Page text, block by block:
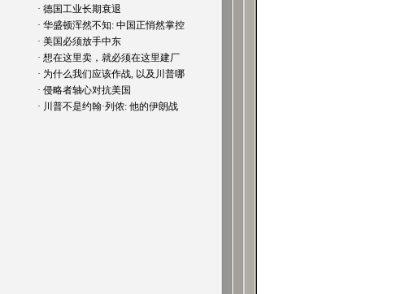
· 德国工业长期衰退
· 华盛顿浑然不知: 中国正悄然掌控
· 美国必须放手中东
· 想在这里卖，就必须在这里建厂
· 为什么我们应该作战, 以及川普哪
· 侵略者轴心对抗美国
· 川普不是约翰·列侬: 他的伊朗战